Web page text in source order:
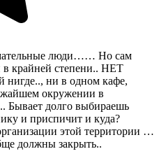
люди…… Но сам
крайней степени.. НЕТ
нигде.., ни в одном кафе,
окружении в
Бывает долго выбираешь
и приспичит и куда?
этой территории …
должны закрыть..